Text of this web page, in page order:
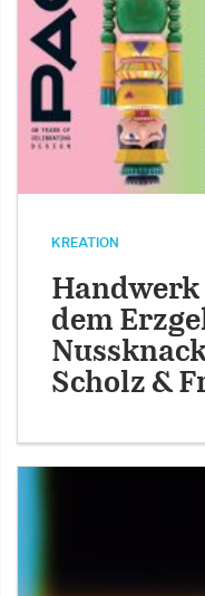
KREATION
Handwerk
dem
Scholz &